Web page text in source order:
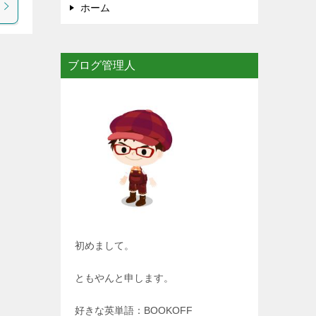
ホーム
ブログ管理人
初めまして。
ともやんと申します。
好きな英単語：BOOKOFF